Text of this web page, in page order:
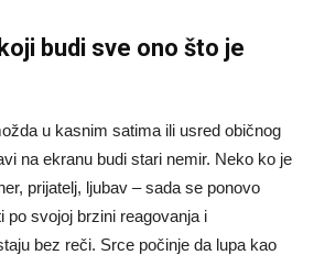
budi sve ono što je
u kasnim satima ili usred običnog
na ekranu budi stari nemir. Neko ko je
prijatelj, ljubav – sada se ponovo
po svojoj brzini reagovanja i
bez reči. Srce počinje da lupa kao